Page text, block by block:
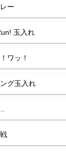
ー
玉入れ
ワッ！
グ玉入れ